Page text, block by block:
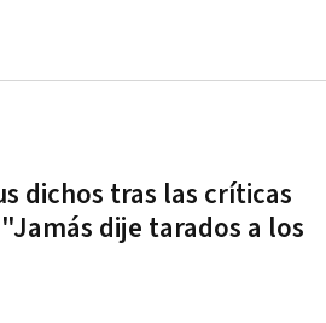
dichos tras las críticas
dije tarados a los